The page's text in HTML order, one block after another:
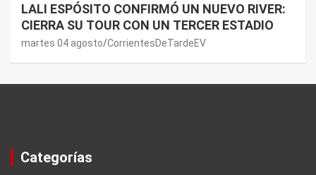
LALI ESPÓSITO CONFIRMÓ UN NUEVO RIVER:
CIERRA SU TOUR CON UN TERCER ESTADIO
martes 04 agosto CorrientesDeTardeEV
Categorías